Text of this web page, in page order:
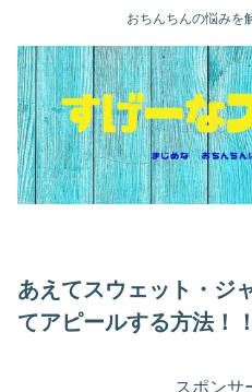
おちんちんの悩みを
あえてスウェット・ジ
てアピールする方法！！
スポンサ